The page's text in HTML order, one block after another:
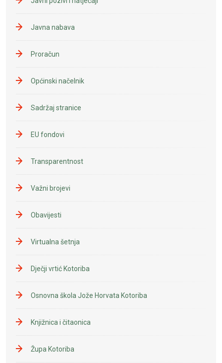
Javna nabava
Proračun
Općinski načelnik
Sadržaj stranice
EU fondovi
Transparentnost
Važni brojevi
Obavijesti
Virtualna šetnja
Dječji vrtić Kotoriba
Osnovna škola Jože Horvata Kotoriba
Knjižnica i čitaonica
Župa Kotoriba